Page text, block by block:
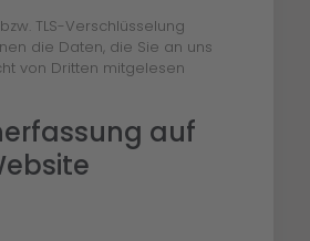
TLS-Verschlüsselung
die Daten, die Sie an uns
von Dritten mitgelesen
auf